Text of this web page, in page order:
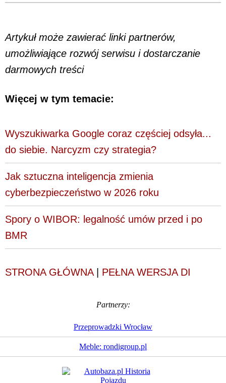
Artykuł może zawierać linki partnerów,
umożliwiające rozwój serwisu i dostarczanie
darmowych treści
Więcej w tym temacie:
Wyszukiwarka Google coraz częściej odsyła...
do siebie. Narcyzm czy strategia?
Jak sztuczna inteligencja zmienia
cyberbezpieczeństwo w 2026 roku
Spory o WIBOR: legalność umów przed i po
BMR
STRONA GŁÓWNA| PEŁNA WERSJA DI
Partnerzy:
Przeprowadzki Wrocław
Meble: rondigroup.pl